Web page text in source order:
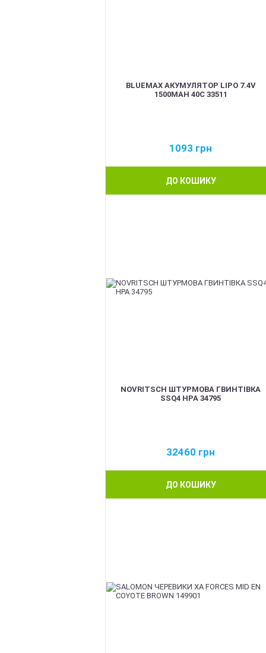
BLUEMAX АКУМУЛЯТОР LIPO 7.4V
1500MAH 40C 33511
1093 грн
ДО КОШИКУ
NOVRITSCH ШТУРМОВА ГВИНТІВКА
SSQ4 HPA 34795
32460 грн
ДО КОШИКУ